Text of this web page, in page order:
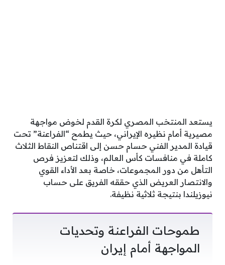
يستعد المنتخب المصري لكرة القدم لخوض مواجهة
مصيرية أمام نظيره الإيراني، حيث يطمح “الفراعنة” تحت
قيادة المدير الفني حسام حسن إلى اقتناص النقاط الثلاث
كاملة في منافسات كأس العالم، وذلك لتعزيز فرص
التأهل من دور المجموعات، خاصة بعد الأداء القوي
والانتصار العريض الذي حققه الفريق على حساب
نيوزيلندا بنتيجة ثلاثية نظيفة.
طموحات الفراعنة وتحديات
المواجهة أمام إيران